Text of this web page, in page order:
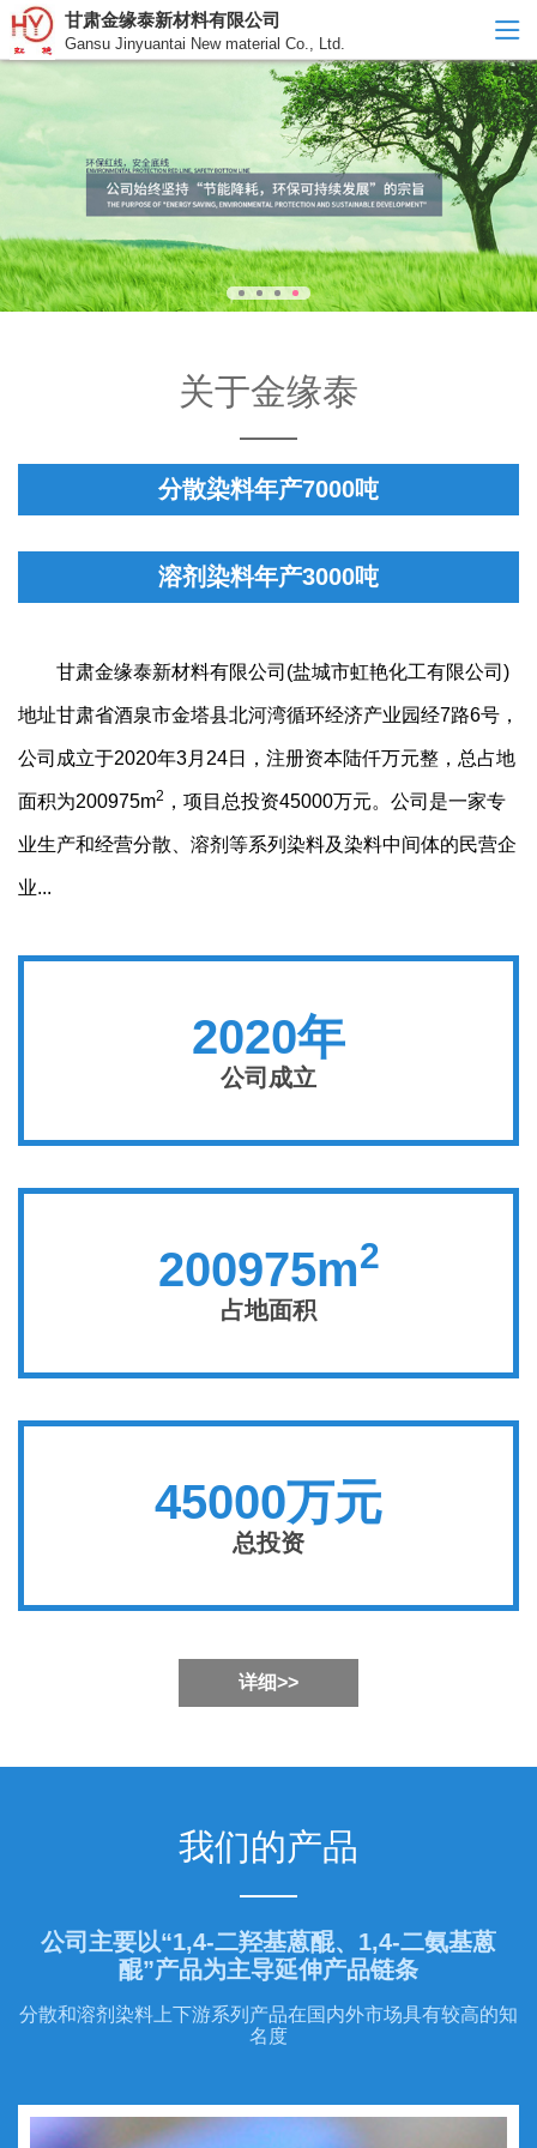
甘肃金缘泰新材料有限公司
Gansu Jinyuantai New material Co., Ltd.
关于金缘泰
分散染料年产7000吨
溶剂染料年产3000吨
甘肃金缘泰新材料有限公司(盐城市虹艳化工有限公司)
地址甘肃省酒泉市金塔县北河湾循环经济产业园经7路6号，
公司成立于2020年3月24日，注册资本陆仟万元整，总占地
面积为200975m2 ，项目总投资45000万元。公司是一家专
业生产和经营分散、溶剂等系列染料及染料中间体的民营企
业...
2020年
公司成立
200975m2
占地面积
45000万元
总投资
详细>>
我们的产品
公司主要以“1,4-二羟基蒽醌、1,4-二氨基蒽
醌”产品为主导延伸产品链条
分散和溶剂染料上下游系列产品在国内外市场具有较高的知
名度